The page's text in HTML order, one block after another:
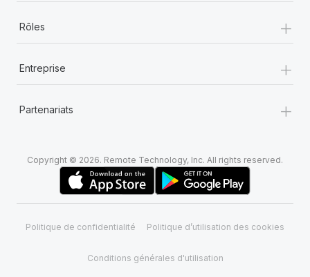
Rôles +
Entreprise +
Partenariats +
Copyright © 2026. Remote Technology, Inc. All rights reserved.
Politique de confidentialité Politique d’utilisation des cookies
Conditions générales d'utilisation